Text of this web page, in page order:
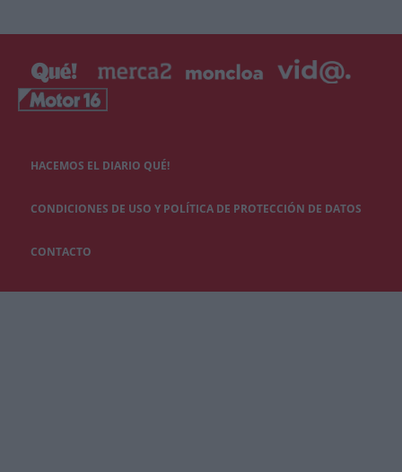
HACEMOS EL DIARIO QUÉ!
CONDICIONES DE USO Y POLÍTICA DE PROTECCIÓN DE DATOS
CONTACTO